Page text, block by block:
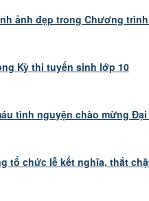
ảnh đẹp trong Chương
Kỳ thi tuyển sinh lớp 10
tình nguyện chào mừng
tổ chức lễ kết nghĩa, thắt